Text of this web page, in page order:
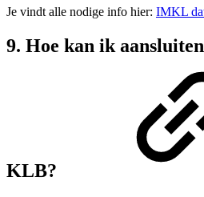
Je vindt alle nodige info hier: IMKL
9. Hoe kan ik
KLB?